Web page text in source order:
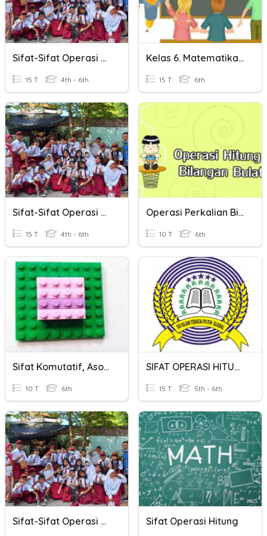
Sifat-Sifat Operasi Hitung Bilangan
15 T 4th - 6th
Kelas 6. Matematika. Sifat Operasi Hitung
15 T 6th
Sifat-Sifat Operasi Hitung Bilangan
15 T 4th - 6th
Operasi Perkalian Bilangan Bulat
10 T 6th
Sifat Komutatif, Asosiatif, Dan Distributif
10 T 6th
SIFAT OPERASI HITUNG BILANGAN CACAH
15 T 5th - 6th
Sifat-Sifat Operasi Hitung Bilangan Sifat Operasi Hitung